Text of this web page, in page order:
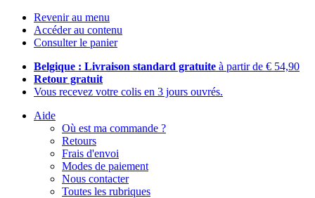
Revenir au menu
Accéder au contenu
Consulter le panier
Belgique : Livraison standard gratuite à partir de € 54,90
Retour gratuit
Vous recevez votre colis en 3 jours ouvrés.
Aide
Où est ma commande ?
Retours
Frais d'envoi
Modes de paiement
Nous contacter
Toutes les rubriques